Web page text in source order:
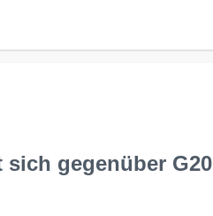
gegenüber G20